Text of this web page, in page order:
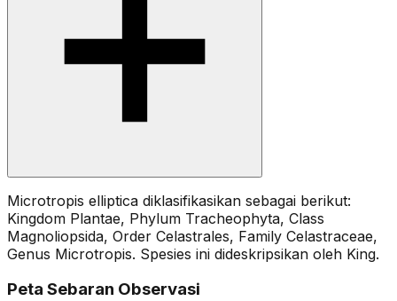
Microtropis elliptica diklasifikasikan sebagai berikut:
Kingdom Plantae, Phylum Tracheophyta, Class
Magnoliopsida, Order Celastrales, Family Celastraceae,
Genus Microtropis. Spesies ini dideskripsikan oleh King.
Peta Sebaran Observasi